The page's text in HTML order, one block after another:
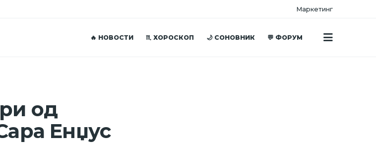
Маркетинг
🔥 НОВОСТИ ♏ ХОРОСКОП 🌙 СОНОВНИК 💬 ФОРУМ
од
Енџус